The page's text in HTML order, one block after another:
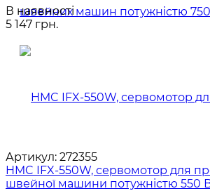
В наявності
5 147 грн.
Артикул: 272355
HMC IFX-550W, сервомотор для
швейної машини потужністю 550